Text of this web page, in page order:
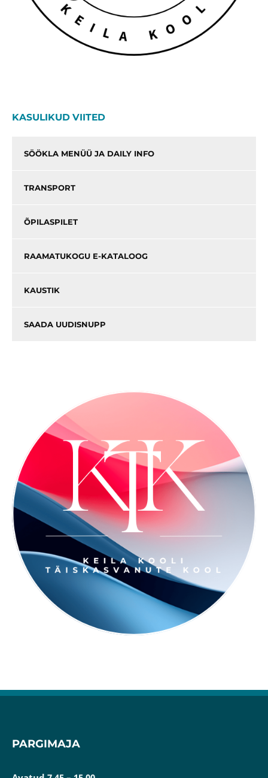
KASULIKUD VIITED
SÖÖKLA MENÜÜ JA DAILY INFO
TRANSPORT
ÕPILASPILET
RAAMATUKOGU E-KATALOOG
KAUSTIK
SAADA UUDISNUPP
PARGIMAJA